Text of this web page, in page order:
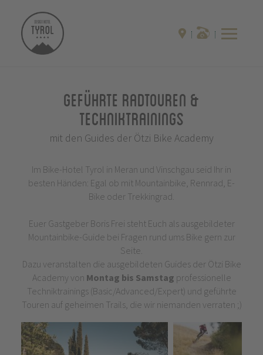
Geführte Radtouren &
Techniktrainings
mit den Guides der Ötzi Bike Academy
Im Bike-Hotel Tyrol in Meran und Vinschgau seid Ihr in
besten Händen: Egal ob mit Mountainbike, Rennrad, E-
Bike oder Trekkingrad.
Euer Gastgeber Boris Frei steht Euch als ausgebildeter
Mountainbike-Guide bei Fragen rund ums Bike gern zur
Seite.
Dazu veranstalten die ausgebildeten Guides der Ötzi Bike
Academy von Montag bis Samstag professionelle
Techniktrainings (Basic/Advanced/Expert) und geführte
Touren auf geheimen Trails, die wir niemanden verraten ;)